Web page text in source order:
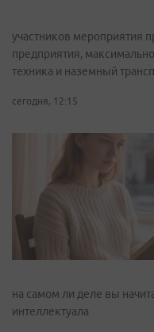
участников мероприятия
предприятия,
техника и наземный
сегодня, 12:15
на самом ли деле вы
интеллектуала